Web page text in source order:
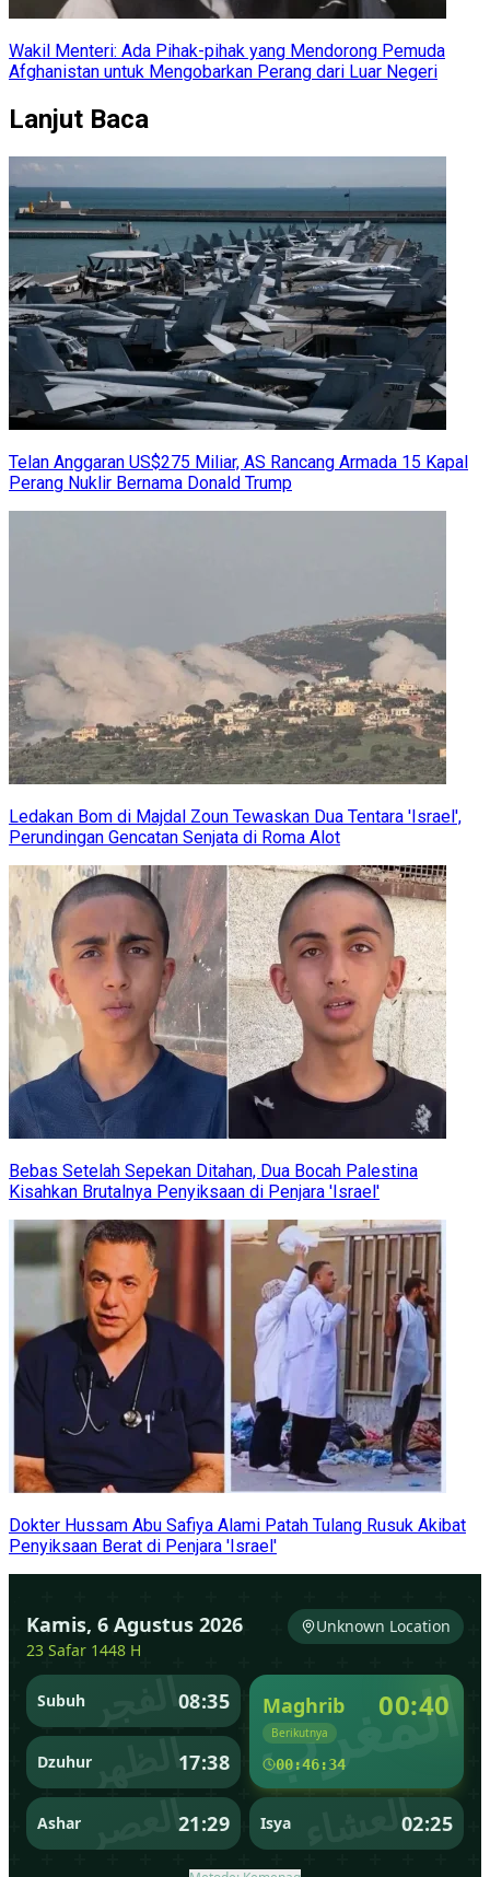
Wakil Menteri: Ada Pihak-pihak yang Mendorong Pemuda
Afghanistan untuk Mengobarkan Perang dari Luar Negeri
Lanjut Baca
Telan Anggaran US$275 Miliar, AS Rancang Armada 15 Kapal
Perang Nuklir Bernama Donald Trump
Ledakan Bom di Majdal Zoun Tewaskan Dua Tentara 'Israel',
Perundingan Gencatan Senjata di Roma Alot
Bebas Setelah Sepekan Ditahan, Dua Bocah Palestina
Kisahkan Brutalnya Penyiksaan di Penjara 'Israel'
Dokter Hussam Abu Safiya Alami Patah Tulang Rusuk Akibat
Penyiksaan Berat di Penjara 'Israel'